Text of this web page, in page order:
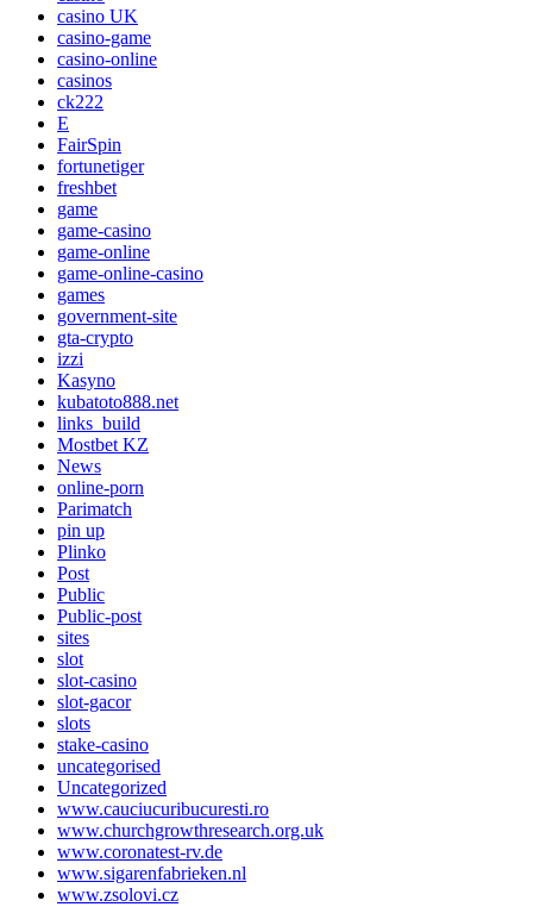
casino UK
casino-game
casino-online
casinos
ck222
E
FairSpin
fortunetiger
freshbet
game
game-casino
game-online
game-online-casino
games
government-site
gta-crypto
izzi
Kasyno
kubatoto888.net
links_build
Mostbet KZ
News
online-porn
Parimatch
pin up
Plinko
Post
Public
Public-post
sites
slot
slot-casino
slot-gacor
slots
stake-casino
uncategorised
Uncategorized
www.cauciucuribucuresti.ro
www.churchgrowthresearch.org.uk
www.coronatest-rv.de
www.sigarenfabrieken.nl
www.zsolovi.cz